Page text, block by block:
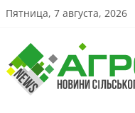
Пятница, 7 августа, 2026